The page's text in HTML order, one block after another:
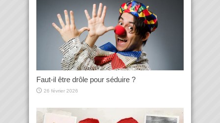
Faut-il être drôle pour séduire ?
26 février 2026